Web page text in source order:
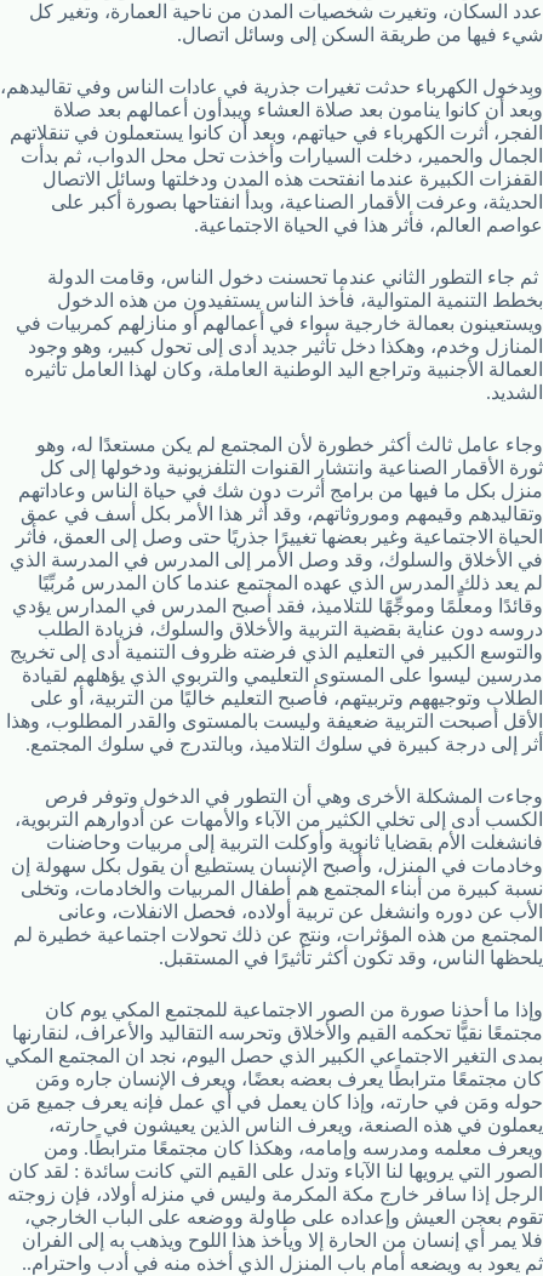
عدد السكان، وتغيرت شخصيات المدن من ناحية العمارة، وتغير كل
شيء فيها من طريقة السكن إلى وسائل اتصال.
وبِدخول الكهرباء حدثت تغيرات جذرية في عادات الناس وفي تقاليدهم،
وبعد أن كانوا ينامون بعد صلاة العشاء ويبدأون أعمالهم بعد صلاة
الفجر، أثرت الكهرباء في حياتهم، وبعد أن كانوا يستعملون في تنقلاتهم
الجمال والحمير، دخلت السيارات وأخذت تحل محل الدواب، ثم بدأت
القفزات الكبيرة عندما انفتحت هذه المدن ودخلتها وسائل الاتصال
الحديثة، وعرفت الأقمار الصناعية، وبدأ انفتاحها بصورة أكبر على
عواصم العالم، فأثر هذا في الحياة الاجتماعية.
ثم جاء التطور الثاني عندما تحسنت دخول الناس، وقامت الدولة
بخطط التنمية المتوالية، فأخذ الناس يستفيدون من هذه الدخول
ويستعينون بعمالة خارجية سواء في أعمالهم أو منازلهم كمربيات في
المنازل وخدم، وهكذا دخل تأثير جديد أدى إلى تحول كبير، وهو وجود
العمالة الأجنبية وتراجع اليد الوطنية العاملة، وكان لهذا العامل تأثيره
الشديد.
وجاء عامل ثالث أكثر خطورة لأن المجتمع لم يكن مستعدًا له، وهو
ثورة الأقمار الصناعية وانتشار القنوات التلفزيونية ودخولها إلى كل
منزل بكل ما فيها من برامج أثرت دون شك في حياة الناس وعاداتهم
وتقاليدهم وقيمهم وموروثاتهم، وقد أثر هذا الأمر بكل أسف في عمق
الحياة الاجتماعية وغير بعضها تغييرًا جذريًا حتى وصل إلى العمق، فأثر
في الأخلاق والسلوك، وقد وصل الأمر إلى المدرس في المدرسة الذي
لم يعد ذلك المدرس الذي عهده المجتمع عندما كان المدرس مُربِّيًا
وقائدًا ومعلِّمًا وموجِّهًا للتلاميذ، فقد أصبح المدرس في المدارس يؤدي
دروسه دون عناية بقضية التربية والأخلاق والسلوك، فزيادة الطلب
والتوسع الكبير في التعليم الذي فرضته ظروف التنمية أدى إلى تخريج
مدرسين ليسوا على المستوى التعليمي والتربوي الذي يؤهلهم لقيادة
الطلاب وتوجيههم وتربيتهم، فأصبح التعليم خاليًا من التربية، أو على
الأقل أصبحت التربية ضعيفة وليست بالمستوى والقدر المطلوب، وهذا
أثر إلى درجة كبيرة في سلوك التلاميذ، وبالتدرج في سلوك المجتمع.
وجاءت المشكلة الأخرى وهي أن التطور في الدخول وتوفر فرص
الكسب أدى إلى تخلي الكثير من الآباء والأمهات عن أدوارهم التربوية،
فانشغلت الأم بقضايا ثانوية وأوكلت التربية إلى مربيات وحاضنات
وخادمات في المنزل، وأصبح الإنسان يستطيع أن يقول بكل سهولة إن
نسبة كبيرة من أبناء المجتمع هم أطفال المربيات والخادمات، وتخلى
الأب عن دوره وانشغل عن تربية أولاده، فحصل الانفلات، وعانى
المجتمع من هذه المؤثرات، ونتج عن ذلك تحولات اجتماعية خطيرة لم
يلحظها الناس، وقد تكون أكثر تأثيرًا في المستقبل.
وإذا ما أحذنا صورة من الصور الاجتماعية للمجتمع المكي يوم كان
مجتمعًا نقيًّا تحكمه القيم والأخلاق وتحرسه التقاليد والأعراف، لنقارنها
بمدى التغير الاجتماعي الكبير الذي حصل اليوم، نجد ان المجتمع المكي
كان مجتمعًا مترابطًا يعرف بعضه بعضًا، ويعرف الإنسان جاره ومَن
حوله ومَن في حارته، وإذا كان يعمل في أي عمل فإنه يعرف جميع مَن
يعملون في هذه الصنعة، ويعرف الناس الذين يعيشون في حارته،
ويعرف معلمه ومدرسه وإمامه، وهكذا كان مجتمعًا مترابطًا. ومن
الصور التي يرويها لنا الآباء وتدل على القيم التي كانت سائدة : لقد كان
الرجل إذا سافر خارج مكة المكرمة وليس في منزله أولاد، فإن زوجته
تقوم بعجن العيش وإعداده على طاولة ووضعه على الباب الخارجي،
فلا يمر أي إنسان من الحارة إلا ويأخذ هذا اللوح ويذهب به إلى الفران
ثم يعود به ويضعه أمام باب المنزل الذي أخذه منه في أدب واحترام..